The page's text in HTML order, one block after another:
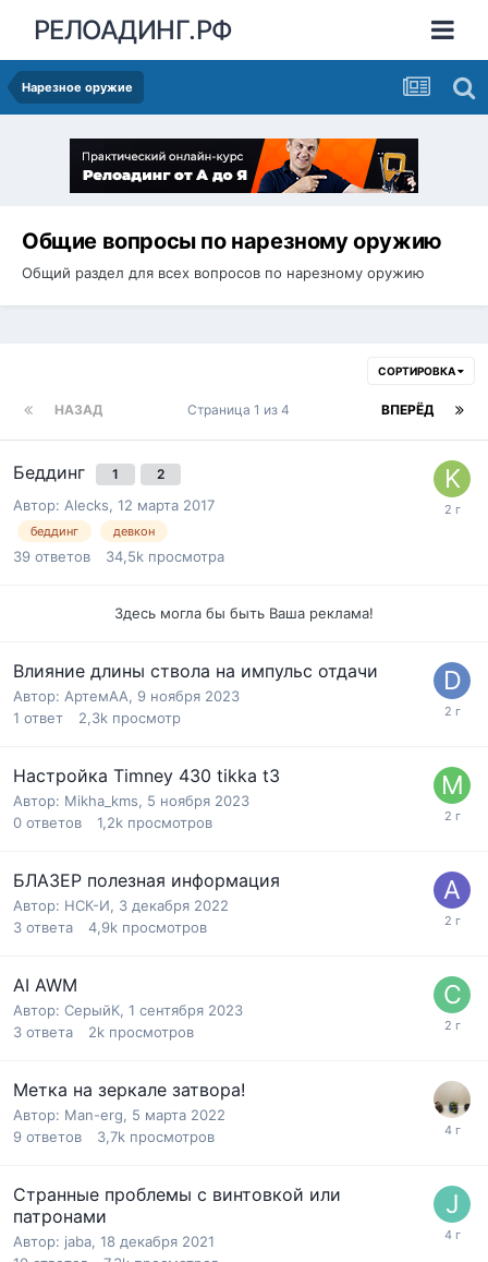
РЕЛОАДИНГ.РФ
Нарезное оружие
Общие вопросы по нарезному оружию
Общий раздел для всех вопросов по нарезному оружию
СОРТИРОВКА
НАЗАД ВПЕРЁД
Страница 1 из 4
Беддинг 1 2
Автор: Alecks, 12 марта 2017
беддинг девкон
39 ответов 34,5k просмотра
Здесь могла бы быть Ваша реклама!
Влияние длины ствола на импульс отдачи
Автор: АртемАА, 9 ноября 2023
1 ответ 2,3k просмотр
Настройка Timney 430 tikka t3
Автор: Mikha_kms, 5 ноября 2023
0 ответов 1,2k просмотров
БЛАЗЕР полезная информация
Автор: НСК-И, 3 декабря 2022
3 ответа 4,9k просмотров
AI AWM
Автор: СерыйК, 1 сентября 2023
3 ответа 2k просмотров
Метка на зеркале затвора!
Автор: Man-erg, 5 марта 2022
9 ответов 3,7k просмотров
Странные проблемы с винтовкой или
патронами
Автор: jaba, 18 декабря 2021